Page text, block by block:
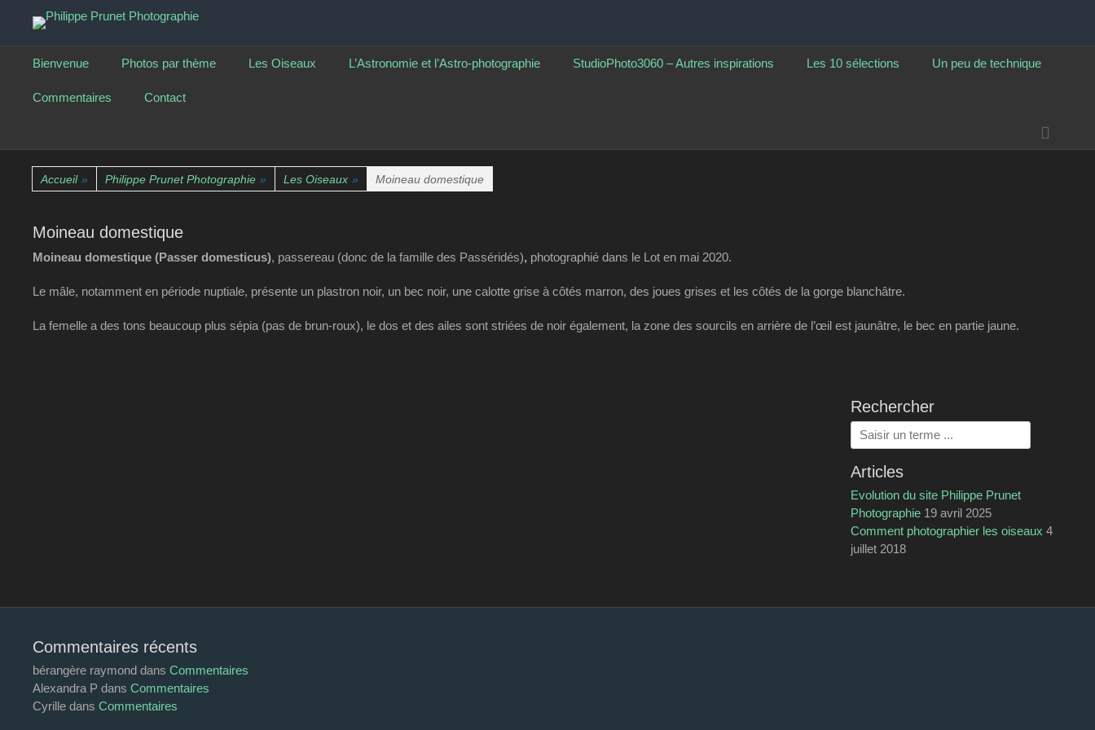
Philippe Prunet Photographie
La nature photographiée
contenu
Bienvenue Photos par thème Les Oiseaux L’Astronomie et l’Astro-photographie StudioPhoto3060 – Autres inspirations Les 10 sélections Un peu de technique
Commentaires Contact
Accueil » Philippe Prunet Photographie » Les Oiseaux » Moineau domestique
Moineau domestique
Moineau domestique (Passer domesticus), passereau (donc de la famille des Passéridés), photographié dans le Lot en mai 2020.
Le mâle, notamment en période nuptiale, présente un plastron noir, un bec noir, une calotte grise à côtés marron, des joues grises et les côtés de la gorge blanchâtre.
La femelle a des tons beaucoup plus sépia (pas de brun-roux), le dos et des ailes sont striées de noir également, la zone des sourcils en arrière de l’œil est jaunâtre, le bec en partie jaune.
Rechercher
Rechercher :
Articles
Evolution du site Philippe Prunet
Photographie 19 avril 2025
Comment photographier les oiseaux 4
juillet 2018
Commentaires récents
bérangère raymond dans Commentaires
Alexandra P dans Commentaires
Cyrille dans Commentaires